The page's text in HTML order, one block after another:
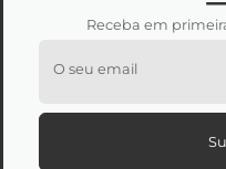
Receba em
O seu email